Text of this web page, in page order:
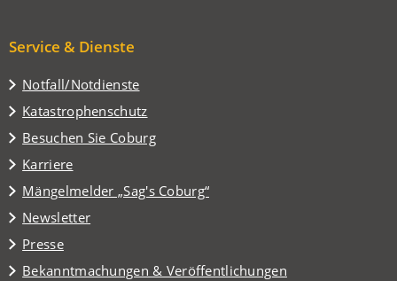
Service & Dienste
Notfall/Notdienste
Katastrophenschutz
Besuchen Sie Coburg
(Öffnet
in
einem
neuen
Tab)
Karriere
Mängelmelder „Sag's Coburg“
(Öffnet
in
einem
neuen
Tab)
Newsletter
Presse
Bekanntmachungen & Veröffentlichungen